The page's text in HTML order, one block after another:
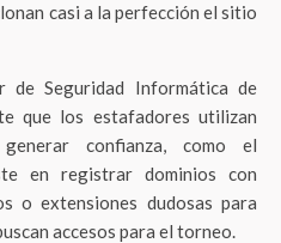
casi a la perfección el sitio
de Seguridad Informática de
que los estafadores utilizan
confianza, como el
en registrar dominios con
o extensiones dudosas para
accesos para el torneo.